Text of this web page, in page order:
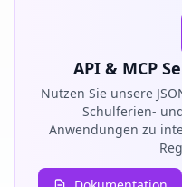
API & MCP
Nutzen Sie unsere
Schulferien-
Anwendungen zu